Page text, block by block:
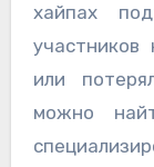
хайпах
участников
или
можно